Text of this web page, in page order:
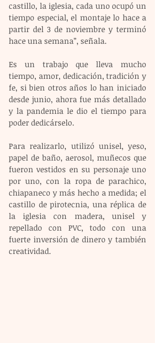
castillo, la iglesia, cada uno ocupó un
tiempo especial, el montaje lo hace a
partir del 3 de noviembre y terminó
hace una semana”, señala.
Es un trabajo que lleva mucho
tiempo, amor, dedicación, tradición y
fe, si bien otros años lo han iniciado
desde junio, ahora fue más detallado
y la pandemia le dio el tiempo para
poder dedicárselo.
Para realizarlo, utilizó unisel, yeso,
papel de baño, aerosol, muñecos que
fueron vestidos en su personaje uno
por uno, con la ropa de parachico,
chiapaneco y más hecho a medida; el
castillo de pirotecnia, una réplica de
la iglesia con madera, unisel y
repellado con PVC, todo con una
fuerte inversión de dinero y también
creatividad.